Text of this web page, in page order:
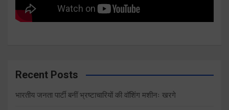
Recent Posts
भारतीय जनता पार्टी बनीं भ्रष्टाचारियों की वॉशिंग मशीनः खरगे